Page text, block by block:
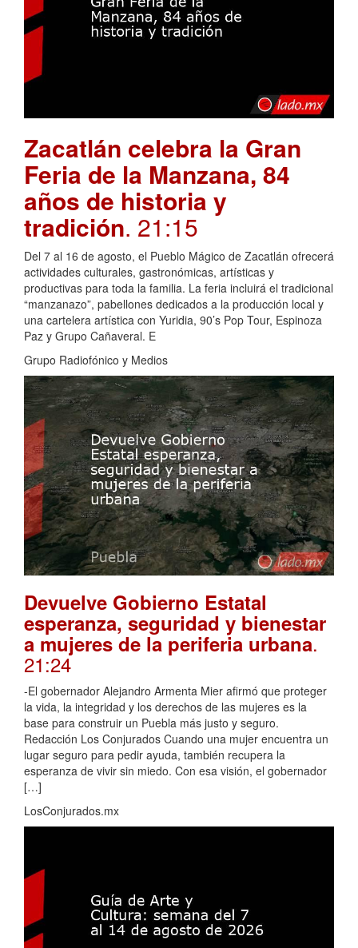
Zacatlán celebra la Gran
Feria de la Manzana, 84
años de historia y
tradición. 21:15
Del 7 al 16 de agosto, el Pueblo Mágico de Zacatlán ofrecerá
actividades culturales, gastronómicas, artísticas y
productivas para toda la familia. La feria incluirá el tradicional
“manzanazo”, pabellones dedicados a la producción local y
una cartelera artística con Yuridia, 90’s Pop Tour, Espinoza
Paz y Grupo Cañaveral. E
Grupo Radiofónico y Medios
Devuelve Gobierno Estatal
esperanza, seguridad y bienestar
a mujeres de la periferia urbana.
21:24
-El gobernador Alejandro Armenta Mier afirmó que proteger
la vida, la integridad y los derechos de las mujeres es la
base para construir un Puebla más justo y seguro.
Redacción Los Conjurados Cuando una mujer encuentra un
lugar seguro para pedir ayuda, también recupera la
esperanza de vivir sin miedo. Con esa visión, el gobernador
[…]
LosConjurados.mx